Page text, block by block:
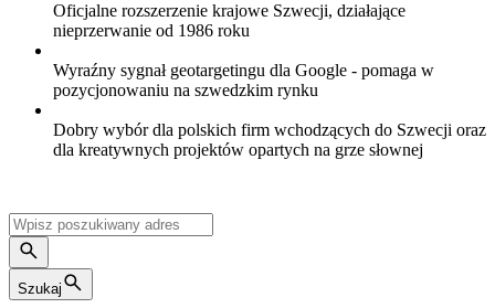
Oficjalne rozszerzenie krajowe Szwecji, działające
nieprzerwanie od 1986 roku
Wyraźny sygnał geotargetingu dla Google - pomaga w
pozycjonowaniu na szwedzkim rynku
Dobry wybór dla polskich firm wchodzących do Szwecji oraz
dla kreatywnych projektów opartych na grze słownej
Szukaj